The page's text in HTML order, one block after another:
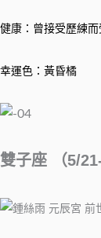
健康：曾接受歷練
幸運色：黃昏橘
雙子座 （5/